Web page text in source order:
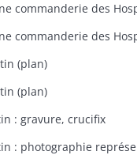
(plan)
(plan)
: gravure, crucifix